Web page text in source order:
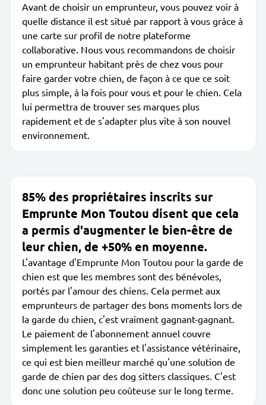
Avant de choisir un emprunteur, vous pouvez voir à
quelle distance il est situé par rapport à vous grâce à
une carte sur profil de notre plateforme
collaborative. Nous vous recommandons de choisir
un emprunteur habitant près de chez vous pour
faire garder votre chien, de façon à ce que ce soit
plus simple, à la fois pour vous et pour le chien. Cela
lui permettra de trouver ses marques plus
rapidement et de s'adapter plus vite à son nouvel
environnement.
85% des propriétaires inscrits sur
Emprunte Mon Toutou disent que cela
a permis d'augmenter le bien-être de
leur chien, de +50% en moyenne.
L'avantage d'Emprunte Mon Toutou pour la garde de
chien est que les membres sont des bénévoles,
portés par l'amour des chiens. Cela permet aux
emprunteurs de partager des bons moments lors de
la garde du chien, c'est vraiment gagnant-gagnant.
Le paiement de l'abonnement annuel couvre
simplement les garanties et l'assistance vétérinaire,
ce qui est bien meilleur marché qu'une solution de
garde de chien par des dog sitters classiques. C'est
donc une solution peu coûteuse sur le long terme.